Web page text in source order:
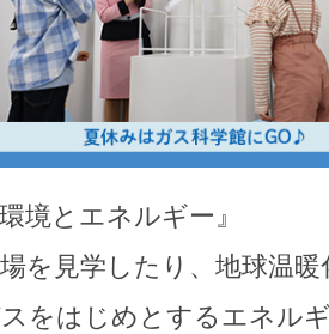
境とエネルギー』
を見学したり、地球温
をはじめとするエネル